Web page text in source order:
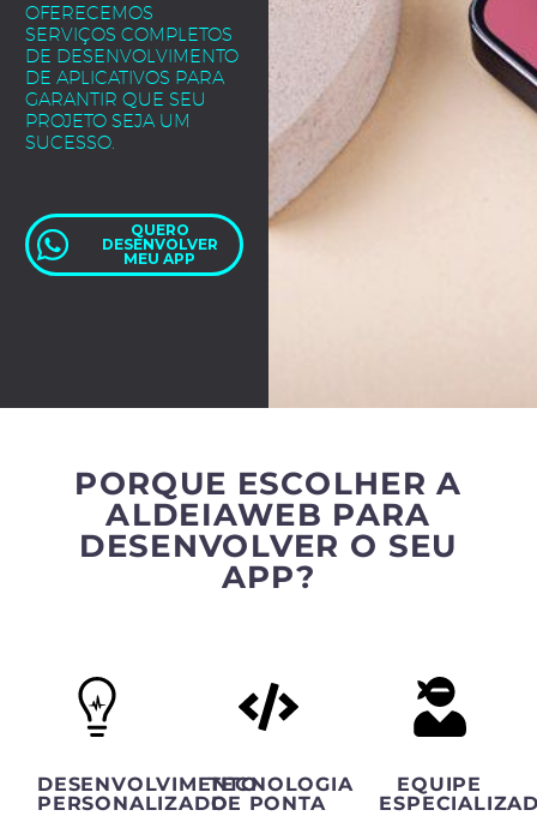
OFERECEMOS
SERVIÇOS COMPLETOS
DE DESENVOLVIMENTO
DE APLICATIVOS PARA
GARANTIR QUE SEU
PROJETO SEJA UM
SUCESSO.
QUERO
DESENVOLVER
MEU APP
PORQUE ESCOLHER A
ALDEIAWEB PARA
DESENVOLVER O SEU
APP?
DESENVOLVIMENTO
PERSONALIZADO
TECNOLOGIA
DE PONTA
EQUIPE